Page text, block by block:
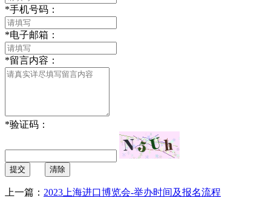
*手机号码：
*电子邮箱：
*留言内容：
*验证码：
提交 清除
上一篇： 2023上海进口博览会-举办时间及报名流程